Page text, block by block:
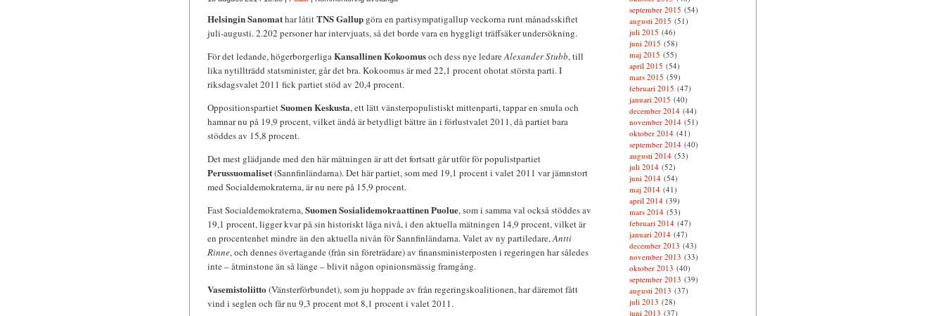
Helsingin Sanomathar låtitTNS Gallupgöra en partisympatigallup veckorna runt månadsskiftet
juli-augusti. 2.202 personer har intervjuats, så det borde vara en hyggligt träffsäker undersökning.
För det ledande, högerborgerligaKansallinen Kokoomusoch dess nye ledareAlexander Stubb, till
lika nytillträdd statsminister, går det bra. Kokoomus är med 22,1 procent ohotat största parti. I
riksdagsvalet 2011 fick partiet stöd av 20,4 procent.
OppositionspartietSuomen Keskusta, ett lätt vänsterpopulistiskt mittenparti, tappar en smula och
hamnar nu på 19,9 procent, vilket ändå är betydligt bättre än i förlustvalet 2011, då partiet bara
stöddes av 15,8 procent.
Det mest glädjande med den här mätningen är att det fortsatt går utför för populistpartiet
Perussuomaliset(Sannfinländarna). Det här partiet, som med 19,1 procent i valet 2011 var jämnstort
med Socialdemokraterna, är nu nere på 15,9 procent.
Fast Socialdemokraterna,Suomen Sosialidemokraattinen Puolue, som i samma val också stöddes av
19,1 procent, ligger kvar på sin historiskt låga nivå, i den aktuella mätningen 14,9 procent, vilket är
en procentenhet mindre än den aktuella nivån för Sannfinländarna. Valet av ny partiledare,Antti
Rinne, och dennes övertagande (från sin företrädare) av finansministerposten i regeringen har således
inte – åtminstone än så länge – blivit någon opinionsmässig framgång.
Vasemistoliitto (Vänsterförbundet), som ju hoppade av från regeringskoalitionen, har däremot fått
vind i seglen och får nu 9,3 procent mot 8,1 procent i valet 2011.
september 2015 (54)
augusti 2015 (51)
juli 2015 (46)
juni 2015 (58)
maj 2015 (55)
april 2015 (54)
mars 2015 (59)
februari 2015 (47)
januari 2015 (40)
december 2014(44)
november 2014(51)
oktober 2014(41)
september 2014(40)
augusti 2014(53)
juli 2014(52)
juni 2014(54)
maj 2014(41)
april 2014(39)
mars 2014(53)
februari 2014(47)
januari 2014(47)
december 2013 (43)
november 2013 (33)
oktober 2013 (40)
september 2013 (39)
augusti 2013 (37)
juli 2013 (28)
juni 2013 (37)